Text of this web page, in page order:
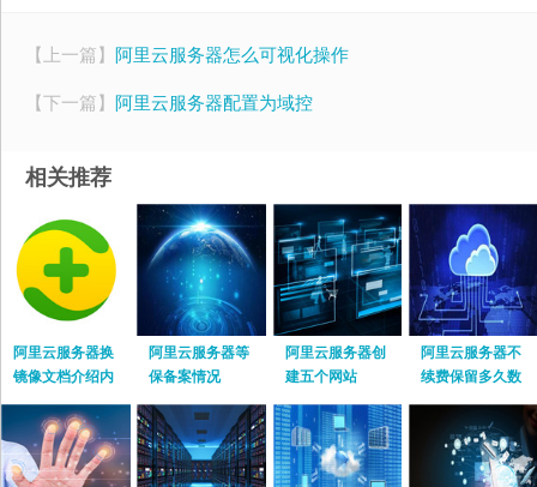
【上一篇】 阿里云服务器怎么可视化操作
【下一篇】 阿里云服务器配置为域控
相关推荐
阿里云服务器换
镜像文档介绍内
容
阿里云服务器等
保备案情况
阿里云服务器创
建五个网站
阿里云服务器不
续费保留多久数
据